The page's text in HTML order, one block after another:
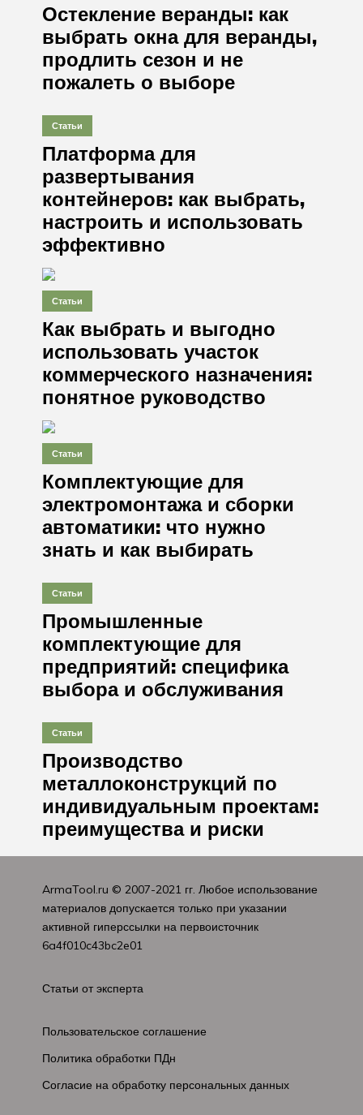
Остекление веранды: как
выбрать окна для веранды,
продлить сезон и не
пожалеть о выборе
Статьи
Платформа для
развертывания
контейнеров: как выбрать,
настроить и использовать
эффективно
Статьи
Как выбрать и выгодно
использовать участок
коммерческого назначения:
понятное руководство
Статьи
Комплектующие для
электромонтажа и сборки
автоматики: что нужно
знать и как выбирать
Статьи
Промышленные
комплектующие для
предприятий: специфика
выбора и обслуживания
Статьи
Производство
металлоконструкций по
индивидуальным проектам:
преимущества и риски
ArmaTool.ru © 2007-2021 гг. Любое использование
материалов допускается только при указании
активной гиперссылки на первоисточник
6a4f010c43bc2e01
Статьи от эксперта
Пользовательское соглашение
Политика обработки ПДн
Согласие на обработку персональных данных